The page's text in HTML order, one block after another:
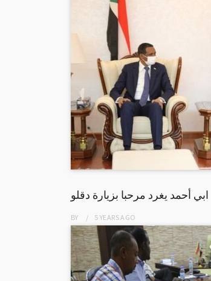
ابي أحمد يغرد مرحبا بزيارة دقلو
BY 5 YEARSAGO